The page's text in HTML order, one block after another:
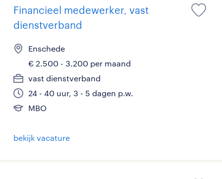
Financieel medewerker, vast
dienstverband
Enschede
€ 2.500 - 3.200 per maand
vast dienstverband
24 - 40 uur, 3 - 5 dagen p.w.
MBO
bekijk vacature